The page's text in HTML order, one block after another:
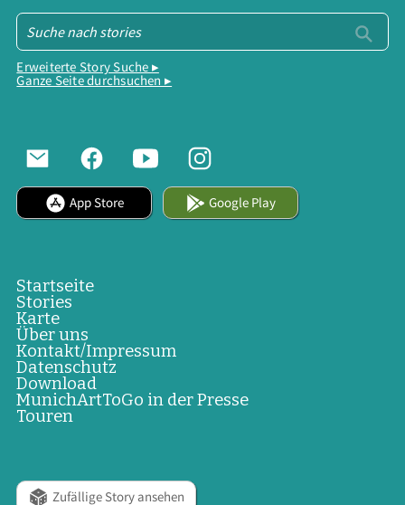
Erweiterte Story Suche ▸
Ganze Seite durchsuchen ▸
App Store Google Play
Startseite
Stories
Karte
Über uns
Kontakt/Impressum
Datenschutz
Download
MunichArtToGo in der Presse
Touren
Zufällige Story ansehen